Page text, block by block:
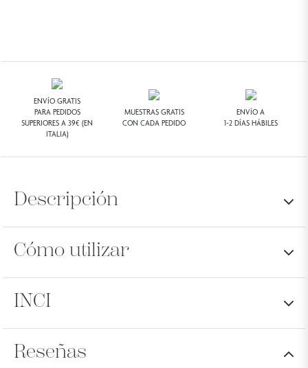
ENVÍO GRATIS
PARA PEDIDOS
SUPERIORES A 39€ (EN
ITALIA)
MUESTRAS GRATIS
CON CADA PEDIDO
ENVÍO A
1-2 DÍAS HÁBILES
Descripción
Una delicada pastilla de jabón con notas cítricas,
Cómo utilizar
Entre las manos húmedas, dejar que se forme una
INCI
PALMATO DE ODIO, QUERNELATO DE PALMA DE SODIO,
Reseñas